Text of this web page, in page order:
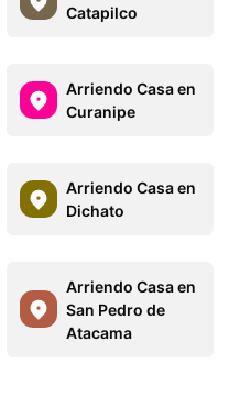
Catapilco
Arriendo Casa en
Curanipe
Arriendo Casa en
Dichato
Arriendo Casa en
San Pedro de
Atacama